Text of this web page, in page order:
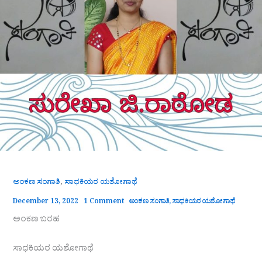
ಅಂಕಣ ಸಂಗಾತಿ, ಸಾಧಕಿಯರ ಯಶೋಗಾಥೆ
December 13, 2022 1 Comment ಅಂಕಣ ಸಂಗಾತಿ,ಸಾಧಕಿಯರ ಯಶೋಗಾಥೆ
ಅಂಕಣ ಬರಹ
ಸಾಧಕಿಯರ ಯಶೋಗಾಥೆ